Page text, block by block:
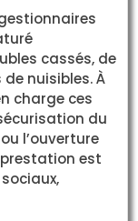
cassés, de
nuisibles. À
charge ces
du
l’ouverture
est